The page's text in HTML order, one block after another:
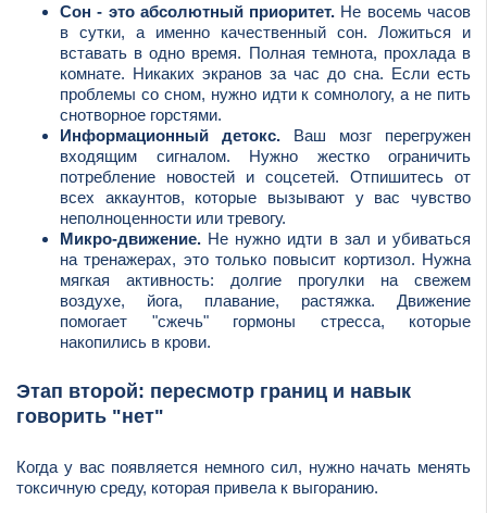
Сон - это абсолютный приоритет. Не восемь часов
в сутки, а именно качественный сон. Ложиться и
вставать в одно время. Полная темнота, прохлада в
комнате. Никаких экранов за час до сна. Если есть
проблемы со сном, нужно идти к сомнологу, а не пить
снотворное горстями.
Информационный детокс. Ваш мозг перегружен
входящим сигналом. Нужно жестко ограничить
потребление новостей и соцсетей. Отпишитесь от
всех аккаунтов, которые вызывают у вас чувство
неполноценности или тревогу.
Микро-движение. Не нужно идти в зал и убиваться
на тренажерах, это только повысит кортизол. Нужна
мягкая активность: долгие прогулки на свежем
воздухе, йога, плавание, растяжка. Движение
помогает "сжечь" гормоны стресса, которые
накопились в крови.
Этап второй: пересмотр границ и навык
говорить "нет"
Когда у вас появляется немного сил, нужно начать менять
токсичную среду, которая привела к выгоранию.